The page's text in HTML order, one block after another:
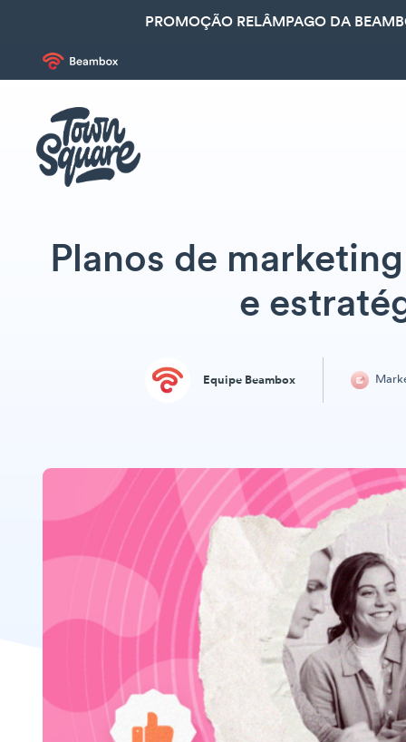
PROMOÇÃO RELÂMPAGO DA
Planos de
e
Equipe Beambox